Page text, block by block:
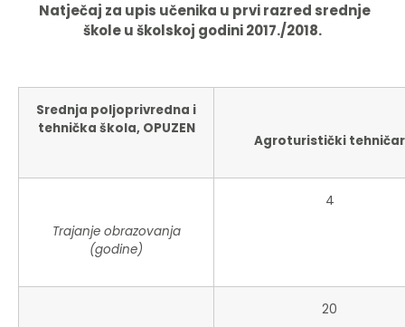
Natječaj za upis učenika u prvi razred srednje
škole u školskoj godini 2017./2018.
Srednja poljoprivredna i
tehnička škola, OPUZEN
Agroturistički tehničar
Trajanje obrazovanja
(godine)
4
20